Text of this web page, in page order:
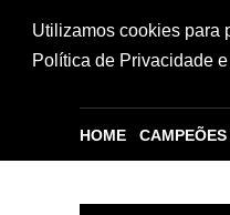
Utilizamos cookies para
Política de Privacidade
HOME